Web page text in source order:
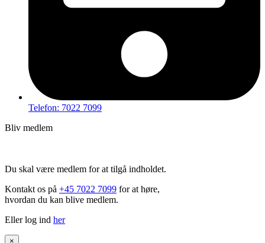
Telefon: 7022 7099
Bliv medlem
Du skal være medlem for at tilgå indholdet.
Kontakt os på +45 7022 7099 for at høre,
hvordan du kan blive medlem.
Eller log ind her
×